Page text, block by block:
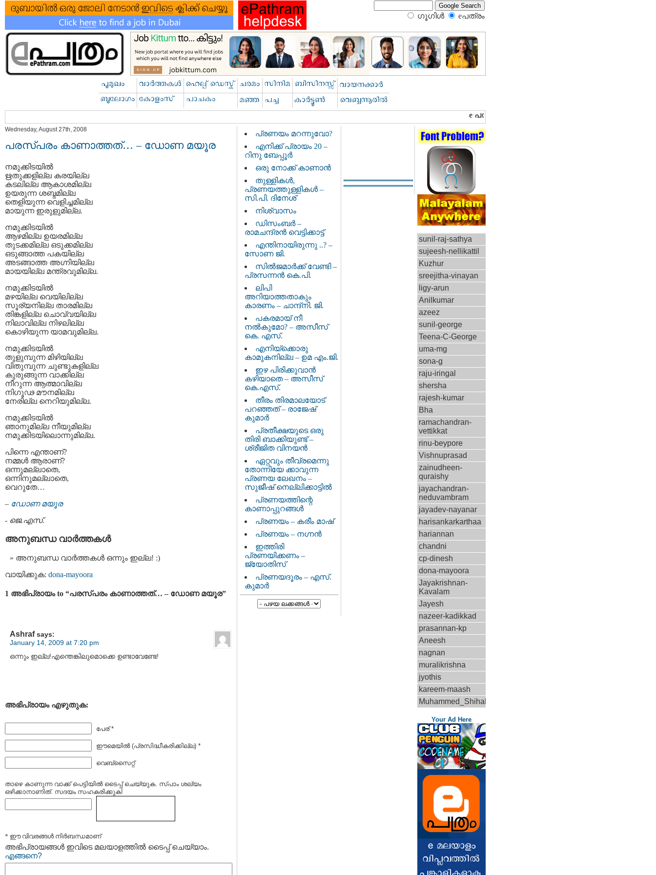
ഗൂഗിള്‍ eപത്രം‍
Wednesday, August 27th, 2008
പരസ്‌പരം കാണാത്തത്‌… – ഡോണ മയൂര
നമുക്കിടയില്‍
ഋതുക്കളില്ല കരയില്ല
കടലില്ല ആകാശമില്ല
ഉയരുന്ന ശബ്ദമില്ല
തെളിയുന്ന വെളിച്ചമില്ല
മായുന്ന ഇരുളുമില്ല.
നമുക്കിടയില്‍
‍ആഴമില്ല ഉയരമില്ല
തുടക്കമില്ല ഒടുക്കമില്ല
ഒടുങ്ങാത്ത പകയില്ല
അടങ്ങാത്ത അഗ്നിയില്ല
മായയില്ല മന്ത്രവുമില്ല.
നമുക്കിടയില്‍
മഴയില്ല വെയിലില്ല
സൂര്യനില്ല താരമില്ല
തിങ്കളില്ല ചൊവ്വയില്ല
നിലാവില്ല നിഴലില്ല
കൊഴിയുന്ന യാമവുമില്ല.
നമുക്കിടയില്‍
തുളുമ്പുന്ന മിഴിയില്ല
വിതുമ്പുന്ന ചുണ്ടുകളില്ല
കുരുങ്ങുന്ന വാക്കില്ല
നീറുന്ന ആത്മാവില്ല
നിഗൂഢ മൗനമില്ല
നേരില്ല നെറിയുമില്ല.
നമുക്കിടയില്‍
‍ഞാനുമില്ല നീയുമില്ല
നമുക്കിടയിലൊന്നുമില്ല.
പിന്നെ എന്താണ്‌?
നമ്മള്‍ ആരാണ്‌?
ഒന്നുമല്ലാതെ,
ഒന്നിനുമല്ലാതെ,
വെറുതേ…
– ഡോണ മയൂര
- ജെ.എസ്.
അനുബന്ധ വാര്‍ത്തകള്‍
അനുബന്ധ വാര്‍ത്തകള്‍ ഒന്നും ഇല്ല! :)
വായിക്കുക: dona-mayoora
1 അഭിപ്രായം to “പരസ്‌പരം കാണാത്തത്‌… – ഡോണ മയൂര”
Ashraf says:
January 14, 2009 at 7:20 pm
ഒന്നും ഇല്ല!എന്തെങ്കിലുമൊക്കെ ഉണ്ടാവേണ്ടേ!
അഭിപ്രായം എഴുതുക:
പേര് *
ഈമെയില്‍ (പ്രസിദ്ധീകരിക്കില്ല) *
വെബ്സൈറ്റ്
താഴെ കാണുന്ന വാക്ക് പെട്ടിയില്‍ ടൈപ്പ്‌ ചെയ്യുക. സ്പാം ശല്യം
ഒഴിക്കാനാണിത്. സദയം സഹകരിക്കുക!
* ഈ വിവരങ്ങള്‍ നിര്‍ബന്ധമാണ്
അഭിപ്രായങ്ങള്‍ ഇവിടെ മലയാളത്തില്‍ ടൈപ്പ് ചെയ്യാം.
എങ്ങനെ?
പ്രണയം മറന്നുവോ?
എനിക്ക് പ്രായം 20 –
റിനു ബേപ്പൂര്‍
ഒരു നോക്ക് കാണാന്‍
തുള്ളികള്‍,
പ്രണയത്തുള്ളികള്‍ –
സി.പി. ദിനേശ്‌
നിശ്വാസം
ഡിസംബര്‍ –
രാമചന്ദ്രന്‍ വെട്ടിക്കാട്ട്
എന്തിനായിരുന്നു ..? –
സോണ ജി.
സില്‍ജമാര്‍ക്ക് വേണ്ടി –
പ്രസന്നന്‍ കെ.പി.
ലിപി
അറിയാത്തതാകും
കാരണം – ചാന്ദ്‌നി. ജി.
പകരമായ്‌ നീ
നല്‍കുമോ? – അസീസ്
കെ. എസ്.
എനിയ്ക്കൊരു
കാമുകനില്ല – ഉമ എം.ജി.
ഇഴ പിരിക്കുവാന്‍
കഴിയാതെ – അസീസ്
കെ.എസ്.
തീരം തിരമാലയോട്
പറഞ്ഞത് – രാജേഷ്
കുമാര്‍
പ്രതീക്ഷയുടെ ഒരു
തിരി ബാക്കിയുണ്ട് –
ശ്രീജിത വിനയന്‍
ഏറ്റവും തീവ്രമെന്നു
തോന്നിയേ ക്കാവുന്ന
പ്രണയ ലേഖനം –
സുജീഷ് നെല്ലിക്കാട്ടില്‍
പ്രണയത്തിന്റെ
കാണാപ്പുറങ്ങള്‍
പ്രണയം – കരീം മാഷ്
പ്രണയം – നഗ്നന്‍
ഇത്തിരി
പ്രണയിക്കണം –
ജ്യോതിസ്
പ്രണയദൂരം – എസ്.
കുമാര്‍
sunil-raj-sathya
sujeesh-nellikattil
Kuzhur
sreejitha-vinayan
ligy-arun
Anilkumar
azeez
sunil-george
Teena-C-George
uma-mg
sona-g
raju-iringal
shersha
rajesh-kumar
Bha
ramachandran-
vettikkat
rinu-beypore
Vishnuprasad
zainudheen-
quraishy
jayachandran-
neduvambram
jayadev-nayanar
harisankarkarthaa
hariannan
chandni
cp-dinesh
dona-mayoora
Jayakrishnan-
Kavalam
Jayesh
nazeer-kadikkad
prasannan-kp
Aneesh
nagnan
muralikrishna
jyothis
kareem-maash
Muhammed_Shihab
Your Ad Here